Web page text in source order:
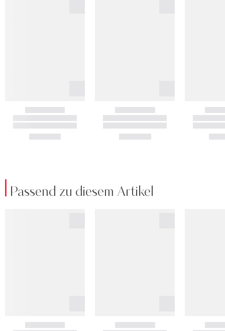
Passend zu diesem Artikel